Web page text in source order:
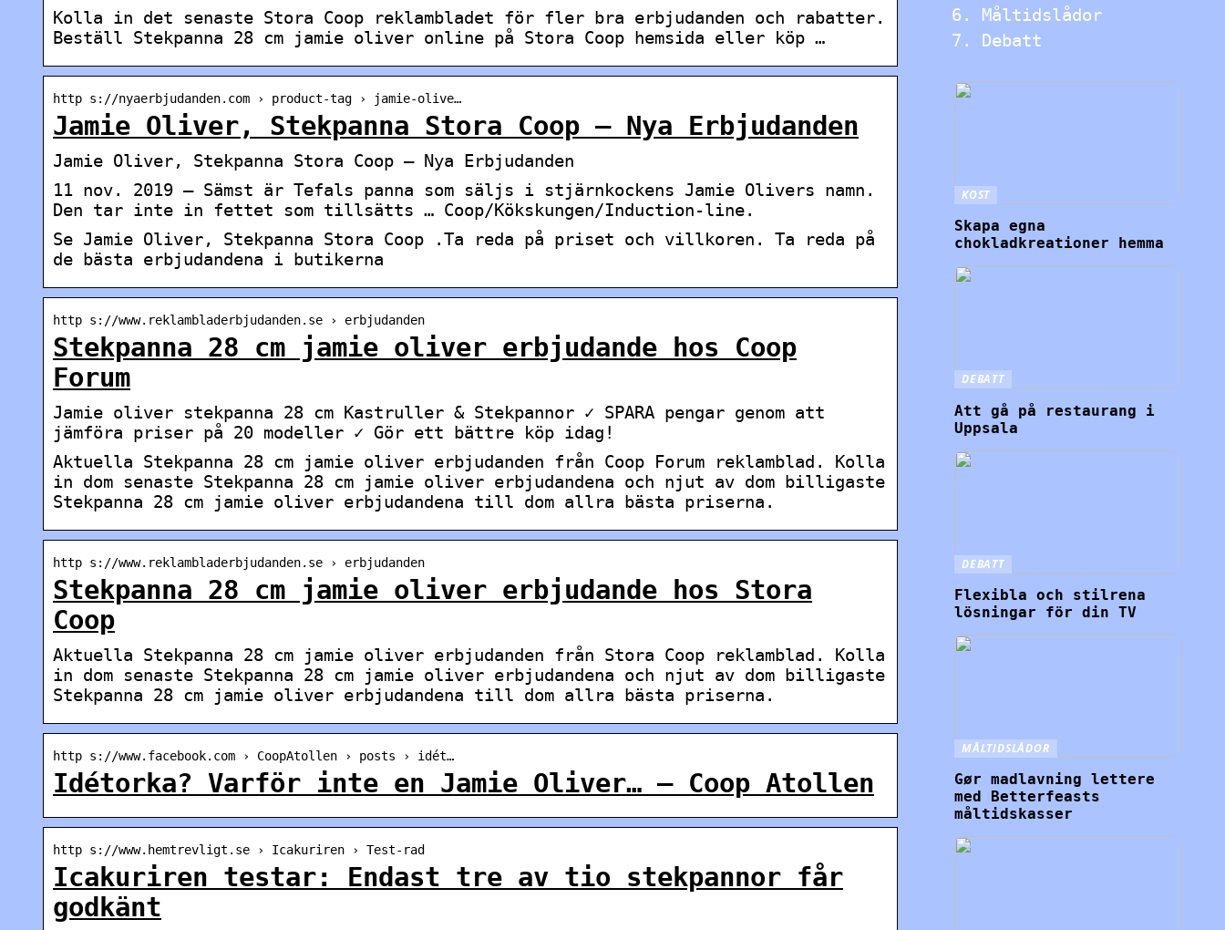
Kolla in det senaste Stora Coop reklambladet för fler bra erbjudanden och rabatter.
Beställ Stekpanna 28 cm jamie oliver online på Stora Coop hemsida eller köp …
http s://nyaerbjudanden.com › product-tag › jamie-olive…
Jamie Oliver, Stekpanna Stora Coop – Nya Erbjudanden
Jamie Oliver, Stekpanna Stora Coop – Nya Erbjudanden
11 nov. 2019 — Sämst är Tefals panna som säljs i stjärnkockens Jamie Olivers namn.
Den tar inte in fettet som tillsätts … Coop/Kökskungen/Induction-line.
Se Jamie Oliver, Stekpanna Stora Coop .Ta reda på priset och villkoren. Ta reda på
de bästa erbjudandena i butikerna
http s://www.reklambladerbjudanden.se › erbjudanden
Stekpanna 28 cm jamie oliver erbjudande hos Coop
Forum
Jamie oliver stekpanna 28 cm Kastruller & Stekpannor ✓ SPARA pengar genom att
jämföra priser på 20 modeller ✓ Gör ett bättre köp idag!
Aktuella Stekpanna 28 cm jamie oliver erbjudanden från Coop Forum reklamblad. Kolla
in dom senaste Stekpanna 28 cm jamie oliver erbjudandena och njut av dom billigaste
Stekpanna 28 cm jamie oliver erbjudandena till dom allra bästa priserna.
http s://www.reklambladerbjudanden.se › erbjudanden
Stekpanna 28 cm jamie oliver erbjudande hos Stora
Coop
Aktuella Stekpanna 28 cm jamie oliver erbjudanden från Stora Coop reklamblad. Kolla
in dom senaste Stekpanna 28 cm jamie oliver erbjudandena och njut av dom billigaste
Stekpanna 28 cm jamie oliver erbjudandena till dom allra bästa priserna.
http s://www.facebook.com › CoopAtollen › posts › idét…
Idétorka? Varför inte en Jamie Oliver… – Coop Atollen
http s://www.hemtrevligt.se › Icakuriren › Test-rad
Icakuriren testar: Endast tre av tio stekpannor får
godkänt
Måltidslådor
Debatt
KOST
Skapa egna
chokladkreationer hemma
DEBATT
Att gå på restaurang i
Uppsala
DEBATT
Flexibla och stilrena
lösningar för din TV
MÅLTIDSLÅDOR
Gør madlavning lettere
med Betterfeasts
måltidskasser